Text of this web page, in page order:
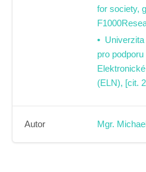
for society,
pro
(ELN), [cit.
Autor Mgr.